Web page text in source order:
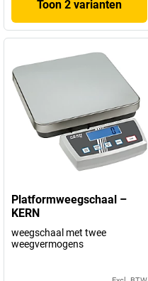
Toon 2 varianten
Platformweegschaal –
KERN
weegschaal met twee
weegvermogens